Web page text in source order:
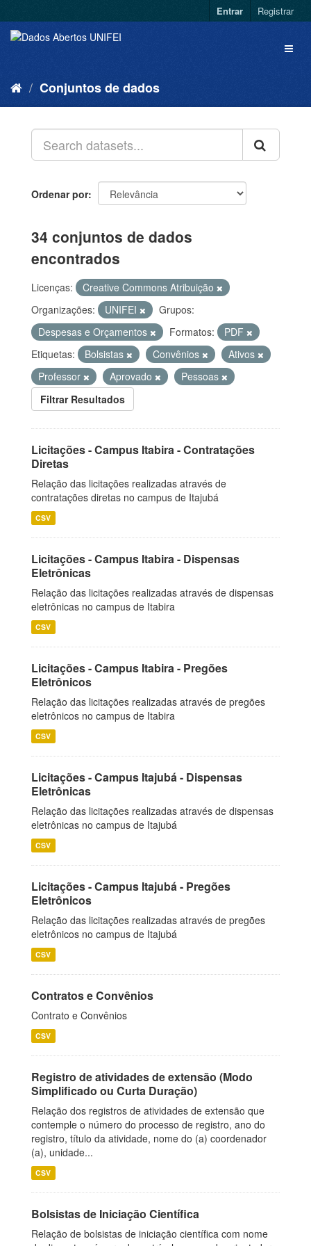
Entrar Registrar
Conjuntos de dados
Ordenar por
34 conjuntos de dados
encontrados
Licenças:
Creative Commons Atribuição
Organizações:
UNIFEI
Grupos:
Despesas e Orçamentos
Formatos:
PDF
Etiquetas:
Bolsistas Convênios
Ativos
Professor
Aprovado
Pessoas
Filtrar Resultados
Licitações - Campus Itabira - Contratações
Diretas
Relação das licitações realizadas através de
contratações diretas no campus de Itajubá
CSV
Licitações - Campus Itabira - Dispensas
Eletrônicas
Relação das licitações realizadas através de dispensas
eletrônicas no campus de Itabira
CSV
Licitações - Campus Itabira - Pregões
Eletrônicos
Relação das licitações realizadas através de pregões
eletrônicos no campus de Itabira
CSV
Licitações - Campus Itajubá - Dispensas
Eletrônicas
Relação das licitações realizadas através de dispensas
eletrônicas no campus de Itajubá
CSV
Licitações - Campus Itajubá - Pregões
Eletrônicos
Relação das licitações realizadas através de pregões
eletrônicos no campus de Itajubá
CSV
Contratos e Convênios
Contrato e Convênios
CSV
Registro de atividades de extensão (Modo
Simplificado ou Curta Duração)
Relação dos registros de atividades de extensão que
contemple o número do processo de registro, ano do
registro, título da atividade, nome do (a) coordenador
(a), unidade...
CSV
Bolsistas de Iniciação Científica
Relação de bolsistas de iniciação científica com nome